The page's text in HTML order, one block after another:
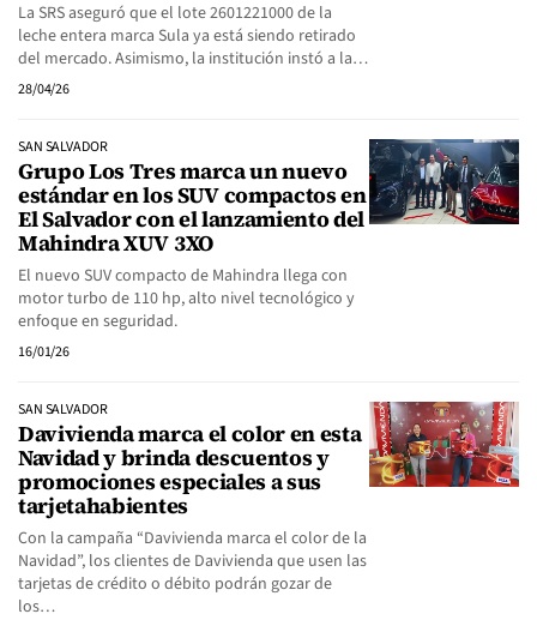
La SRS aseguró que el lote 2601221000 de la
leche entera marca Sula ya está siendo retirado
del mercado. Asimismo, la institución instó a la…
28/04/26
SAN SALVADOR
Grupo Los Tres marca un nuevo
estándar en los SUV compactos en
El Salvador con el lanzamiento del
Mahindra XUV 3XO
El nuevo SUV compacto de Mahindra llega con
motor turbo de 110 hp, alto nivel tecnológico y
enfoque en seguridad.
16/01/26
SAN SALVADOR
Davivienda marca el color en esta
Navidad y brinda descuentos y
promociones especiales a sus
tarjetahabientes
Con la campaña “Davivienda marca el color de la
Navidad”, los clientes de Davivienda que usen las
tarjetas de crédito o débito podrán gozar de
los…